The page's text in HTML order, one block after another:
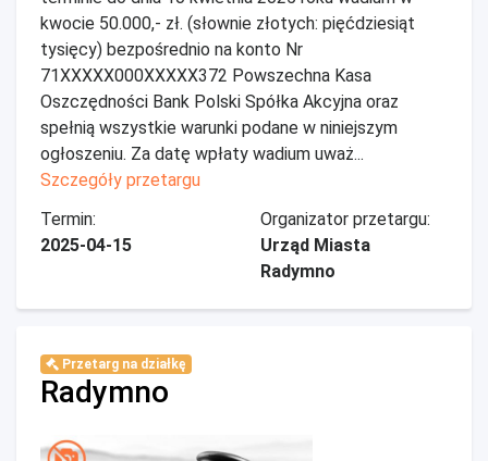
kwocie 50.000,- zł. (słownie złotych: pięćdziesiąt
tysięcy) bezpośrednio na konto Nr
71XXXXX000XXXXX372 Powszechna Kasa
Oszczędności Bank Polski Spółka Akcyjna oraz
spełnią wszystkie warunki podane w niniejszym
ogłoszeniu. Za datę wpłaty wadium uważ...
Szczegóły przetargu
Termin:
2025-04-15
Organizator przetargu:
Urząd Miasta
Radymno
Przetarg na działkę
Radymno